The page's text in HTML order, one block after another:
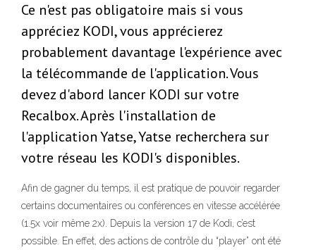
Ce n'est pas obligatoire mais si vous
appréciez KODI, vous apprécierez
probablement davantage l'expérience avec
la télécommande de l'application. Vous
devez d'abord lancer KODI sur votre
Recalbox. Après l'installation de
l'application Yatse, Yatse recherchera sur
votre réseau les KODI's disponibles.
Afin de gagner du temps, il est pratique de pouvoir regarder
certains documentaires ou conférences en vitesse accélérée
(1.5x voir même 2x). Depuis la version 17 de Kodi, c’est
possible. En effet, des actions de contrôle du “player” ont été